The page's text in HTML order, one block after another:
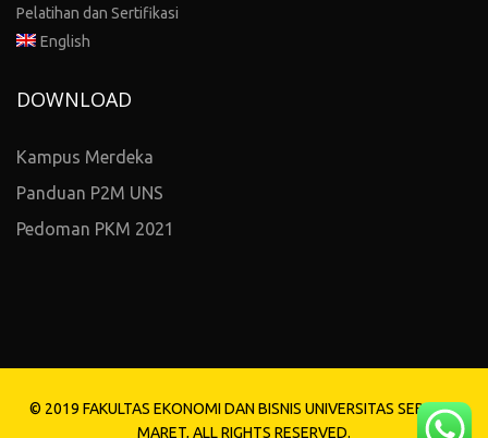
Pelatihan dan Sertifikasi
English
DOWNLOAD
Kampus Merdeka
Panduan P2M UNS
Pedoman PKM 2021
© 2019 FAKULTAS EKONOMI DAN BISNIS UNIVERSITAS SEBELAS
MARET, ALL RIGHTS RESERVED.